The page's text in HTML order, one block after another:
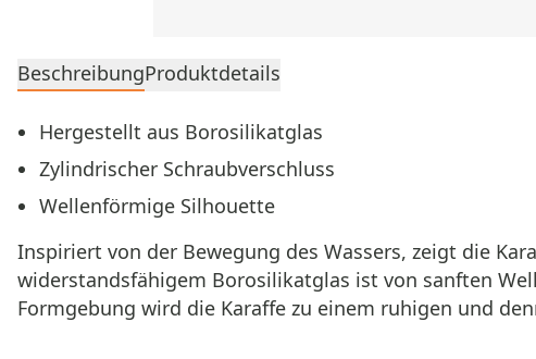
BeschreibungProduktdetails
Hergestellt aus Borosilikatglas
Zylindrischer Schraubverschluss
Wellenförmige Silhouette
Inspiriert von der Bewegung des Wassers, zeigt die
widerstandsfähigem Borosilikatglas ist von sanften
Formgebung wird die Karaffe zu einem ruhigen und